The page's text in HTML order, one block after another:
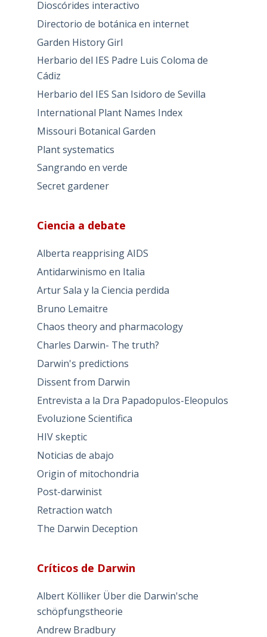
Dioscórides interactivo
Directorio de botánica en internet
Garden History Girl
Herbario del IES Padre Luis Coloma de
Cádiz
Herbario del IES San Isidoro de Sevilla
International Plant Names Index
Missouri Botanical Garden
Plant systematics
Sangrando en verde
Secret gardener
Ciencia a debate
Alberta reapprising AIDS
Antidarwinismo en Italia
Artur Sala y la Ciencia perdida
Bruno Lemaitre
Chaos theory and pharmacology
Charles Darwin- The truth?
Darwin's predictions
Dissent from Darwin
Entrevista a la Dra Papadopulos-Eleopulos
Evoluzione Scientifica
HIV skeptic
Noticias de abajo
Origin of mitochondria
Post-darwinist
Retraction watch
The Darwin Deception
Críticos de Darwin
Albert Kölliker Über die Darwin'sche
schöpfungstheorie
Andrew Bradbury